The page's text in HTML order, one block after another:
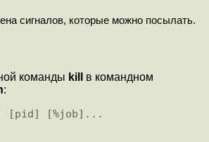
сигналов, которые можно посылать.
команды kill
в командном
:
[%job]...